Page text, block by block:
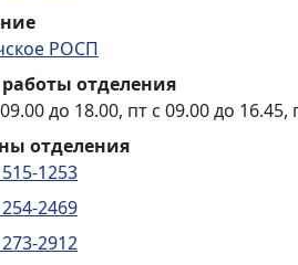
РОСП
отделения
до 18.00, пт с 09.00 до
отделения
1253
2469
2912